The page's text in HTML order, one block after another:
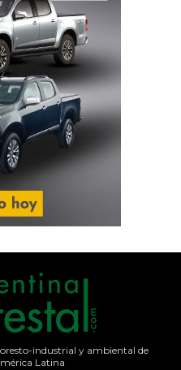
industrial y ambiental de
Latina